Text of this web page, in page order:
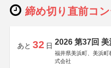
締め切り直前コ
あと 32 日 2026 第37回 美
福井県美浜町、美浜町
式会社